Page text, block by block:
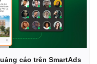
dùng
giá
khoán
cà phê
cáo trên SmartAds